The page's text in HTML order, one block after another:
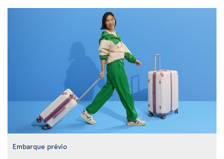
Embarque prévio